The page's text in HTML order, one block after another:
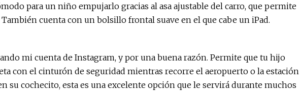
para un niño empujarlo gracias al asa ajustable del carro, que permite
cuenta con un bolsillo frontal suave en el que cabe un iPad.
mi cuenta de Instagram, y por una buena razón. Permite que tu hijo
con el cinturón de seguridad mientras recorre el aeropuerto o la estación
su cochecito, esta es una excelente opción que le servirá durante muchos